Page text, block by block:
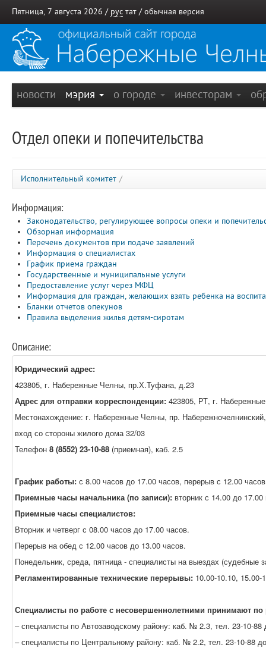
Пятница, 7 августа 2026 / рус тат / обычная версия
новости мэрия о городе инвесторам
Отдел опеки и попечительства
Исполнительный комитет /
Информация:
Законодательство, регулирующее вопросы опеки и
Обзорная информация
Перечень документов при подаче заявлений
Информация о специалистах
График приема граждан
Государственные и муниципальные услуги
Предоставление услуг через МФЦ
Информация для граждан, желающих взять ребенка на
Бланки отчетов опекунов
Правила выделения жилья детям-сиротам
Описание:
Юридический адрес:
423805, г. Набережные Челны, пр.Х.Туфана, д.23
Адрес для отправки корреспонденции: 423805, РТ, г.
Местонахождение: г. Набережные Челны, пр.
вход со стороны жилого дома 32/03
Телефон 8 (8552) 23-10-88 (приемная), каб. 2.5
График работы: с 8.00 часов до 17.00 часов, перерыв с 12.00
Приемные часы начальника (по записи): вторник с 14.00 до
Приемные часы специалистов:
Вторник и четверг с 08.00 часов до 17.00 часов.
Перерыв на обед с 12.00 часов до 13.00 часов.
Понедельник, среда, пятница - специалисты на выездах (судебные
Регламентированные технические перерывы: 10.00-10.10, 15.00-
Специалисты по работе с несовершеннолетними принимают
– специалисты по Автозаводскому району: каб. № 2.3, тел. 23-10-
– специалисты по Центральному району: каб. № 2.2, тел. 23-10-88